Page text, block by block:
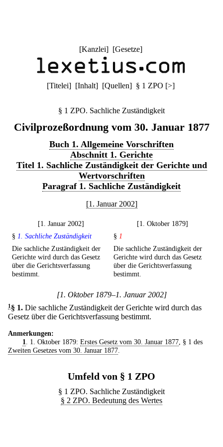
[Kanzlei] [Gesetze]
[Titelei] [Inhalt] [Quellen] § 1 ZPO [>]
§ 1 ZPO. Sachliche Zuständigkeit
Civilprozeßordnung vom 30. Januar 1877
Buch 1. Allgemeine Vorschriften
Abschnitt 1. Gerichte
Titel 1. Sachliche Zuständigkeit der Gerichte und
Wertvorschriften
Paragraf 1. Sachliche Zuständigkeit
[1. Januar 2002]
[1. Januar 2002]
[1. Oktober 1879]
§ 1. Sachliche Zuständigkeit § 1
Die sachliche Zuständigkeit der
Gerichte wird durch das Gesetz
über die Gerichtsverfassung
bestimmt.
Die sachliche Zuständigkeit der
Gerichte wird durch das Gesetz
über die Gerichtsverfassung
bestimmt.
[1. Oktober 1879–1. Januar 2002]
1§ 1. Die sachliche Zuständigkeit der Gerichte wird durch das
Gesetz über die Gerichtsverfassung bestimmt.
Anmerkungen:
1. 1. Oktober 1879: Erstes Gesetz vom 30. Januar 1877, § 1 des
Zweiten Gesetzes vom 30. Januar 1877.
Umfeld von § 1 ZPO
§ 1 ZPO. Sachliche Zuständigkeit
§ 2 ZPO. Bedeutung des Wertes